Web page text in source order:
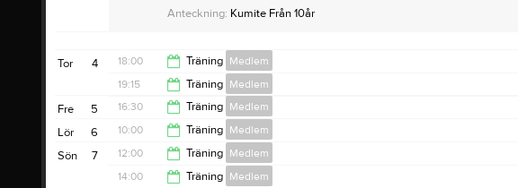
Anteckning: Kumite Från 10år
4
Tor 18:00 Träning Medlem
19:15
19:15 Träning Medlem
20:30
5
Fre 16:30 Träning Medlem
18:30
6
Lör 10:00 Träning Medlem
11:30
7
Sön 12:00 Träning Medlem
14:00 Träning Medlem